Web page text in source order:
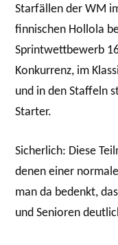
Starfällen der WM
finnischen Hollola
Sprintwettbewerb
Konkurrenz, im
und in den Staffeln
Starter.
Sicherlich: Diese
denen einer
man da bedenkt,
und Senioren